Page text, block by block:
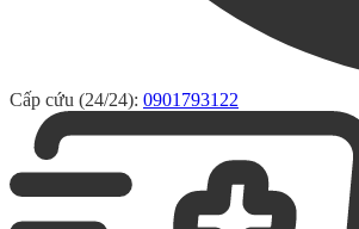
Cấp cứu (24/24): 0901793122